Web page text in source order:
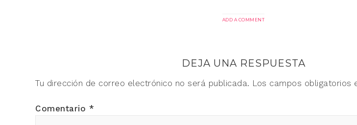
ADD A COMMENT
DEJA UNA RESPUESTA
Tu dirección de correo electrónico no será publicada. Los campos obligatorios
Comentario *